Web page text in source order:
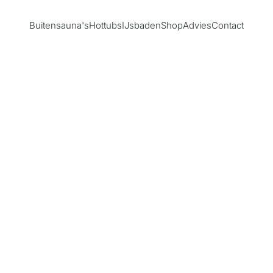
Buitensauna'sHottubsIJsbadenShopAdviesContact